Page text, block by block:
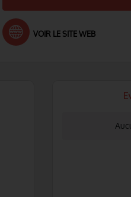
VOIR LE SITE WEB